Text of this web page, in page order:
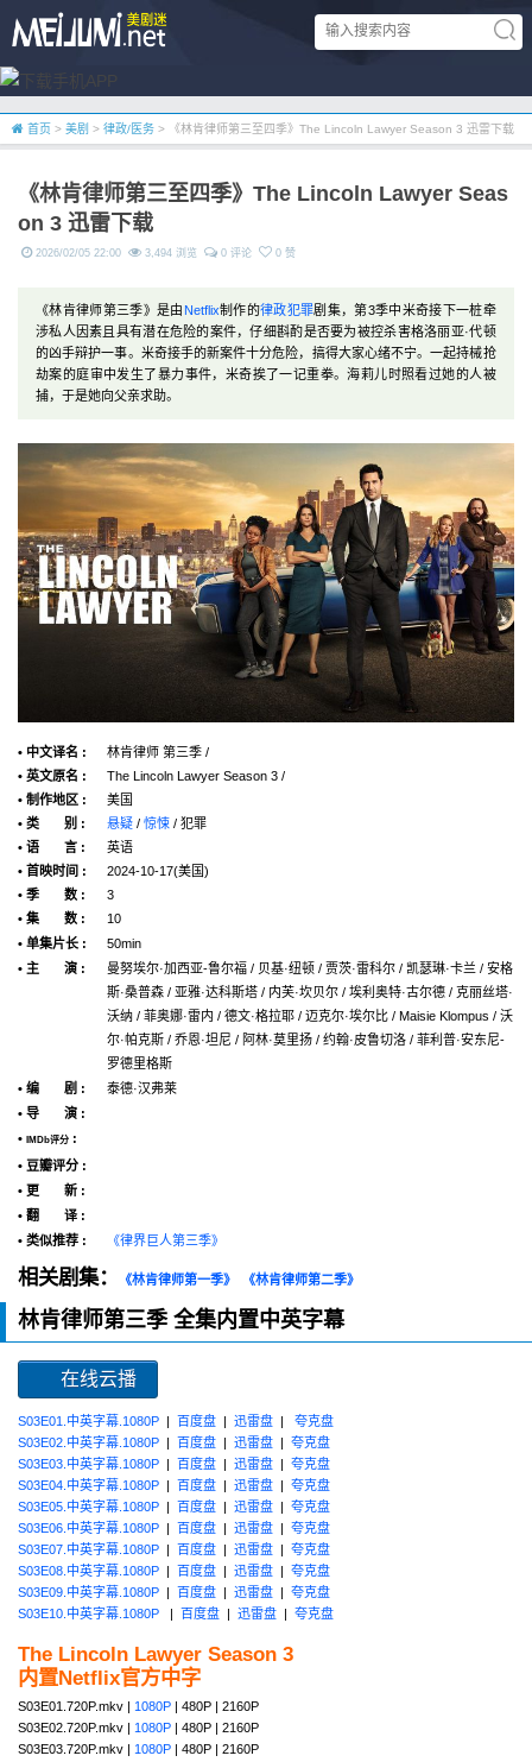
首页 > 美剧 > 律政/医务 > 《林肯律师第三至四季》The Lincoln Lawyer Season 3 迅雷下载
《林肯律师第三至四季》The Lincoln Lawyer Seas
on 3 迅雷下载
2026/02/05 22:00 3,494 浏览 0 评论 0 赞
《林肯律师第三季》是由 Netflix制作的律政犯罪剧集，第3季中米奇接下一桩牵
涉私人因素且具有潜在危险的案件，仔细斟酌是否要为被控杀害格洛丽亚·代顿
的凶手辩护一事。米奇接手的新案件十分危险，搞得大家心绪不宁。一起持械抢
劫案的庭审中发生了暴力事件，米奇挨了一记重拳。海莉儿时照看过她的人被
捕，于是她向父亲求助。
• 中文译名 :
林肯律师 第三季 /
• 英文原名 :
The Lincoln Lawyer Season 3 /
• 制作地区 :
美国
• 类 别 :
悬疑 / 惊悚 / 犯罪
• 语 言 :
英语
• 首映时间 :
2024-10-17(美国)
• 季 数 :
3
• 集 数 :
10
• 单集片长 :
50min
• 主 演 :
曼努埃尔·加西亚-鲁尔福 / 贝基·纽顿 / 贾茨·雷科尔 / 凯瑟琳·卡兰 / 安格
斯·桑普森 / 亚雅·达科斯塔 / 内芙·坎贝尔 / 埃利奥特·古尔德 / 克丽丝塔·
沃纳 / 菲奥娜·雷内 / 德文·格拉耶 / 迈克尔·埃尔比 / Maisie Klompus / 沃
尔·帕克斯 / 乔恩·坦尼 / 阿林·莫里扬 / 约翰·皮鲁切洛 / 菲利普·安东尼-
罗德里格斯
• 编 剧 :
泰德·汉弗莱
• 导 演 :
•
IMDb评分 :
• 豆瓣评分 :
• 更 新 :
• 翻 译 :
• 类似推荐 :
《律界巨人第三季》
相关剧集： 《林肯律师第一季》 《林肯律师第二季》
林肯律师第三季 全集内置中英字幕
在线云播
S03E01.中英字幕.1080P | 百度盘 | 迅雷盘 | 夸克盘
S03E02.中英字幕.1080P | 百度盘 | 迅雷盘 | 夸克盘
S03E03.中英字幕.1080P | 百度盘 | 迅雷盘 | 夸克盘
S03E04.中英字幕.1080P | 百度盘 | 迅雷盘 | 夸克盘
S03E05.中英字幕.1080P | 百度盘 | 迅雷盘 | 夸克盘
S03E06.中英字幕.1080P | 百度盘 | 迅雷盘 | 夸克盘
S03E07.中英字幕.1080P | 百度盘 | 迅雷盘 | 夸克盘
S03E08.中英字幕.1080P | 百度盘 | 迅雷盘 | 夸克盘
S03E09.中英字幕.1080P | 百度盘 | 迅雷盘 | 夸克盘
S03E10.中英字幕.1080P | 百度盘 | 迅雷盘 | 夸克盘
The Lincoln Lawyer Season 3
内置Netflix官方中字
S03E01.720P.mkv | 1080P | 480P | 2160P
S03E02.720P.mkv | 1080P | 480P | 2160P
S03E03.720P.mkv | 1080P | 480P | 2160P